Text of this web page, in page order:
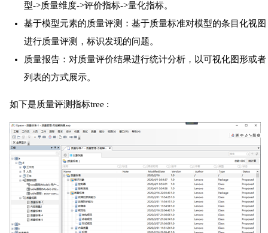
型->质量维度->评价指标->量化指标。
基于模型元素的质量评测：基于质量标准对模型的条目化视图
进行质量评测，标识发现的问题。
质量报告：对质量评价结果进行统计分析，以可视化图形或者
列表的方式展示。
如下是质量评测指标tree :